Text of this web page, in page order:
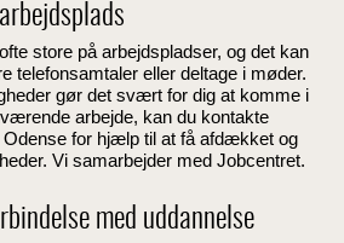
store på arbejdspladser, og det kan
eller deltage i møder.
gør det svært for dig at komme i
arbejde, kan du kontakte
for hjælp til at få afdækket og
Vi samarbejder med Jobcentret.
med uddannelse